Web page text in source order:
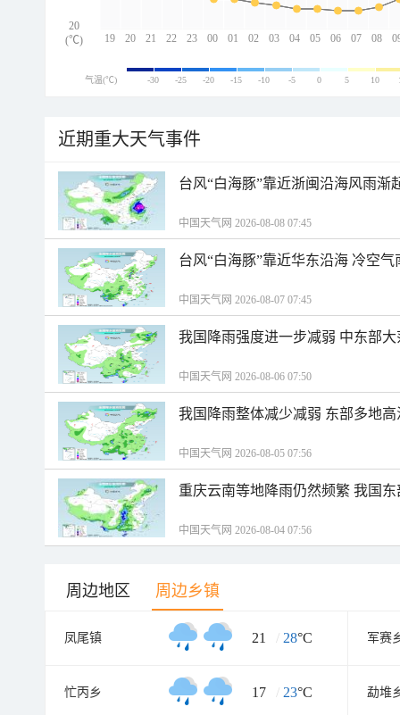
19 20 21 22 23 00 01 02 03 04 05 06 07 08
20
(℃)
气温(℃) -30 -25 -20 -15 -10 -5 0 5 10
近期重大天气事件
台风“白海豚”靠近浙闽沿海风雨渐
中国天气网 2026-08-08 07:45
台风“白海豚”靠近华东沿海 冷空
中国天气网 2026-08-07 07:45
我国降雨强度进一步减弱 中东部
中国天气网 2026-08-06 07:50
我国降雨整体减少减弱 东部多地
中国天气网 2026-08-05 07:56
重庆云南等地降雨仍然频繁 我国
中国天气网 2026-08-04 07:56
周边地区 周边乡镇
凤尾镇 21 / 28°C 军赛
忙丙乡 17 / 23°C 勐堆